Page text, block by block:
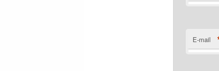
E-mail